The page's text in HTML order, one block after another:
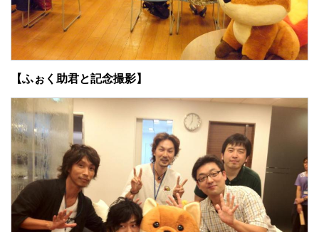
【ふぉく助君と記念撮影】